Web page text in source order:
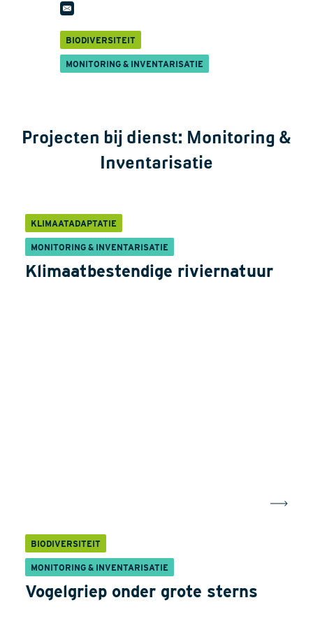
BIODIVERSITEIT
MONITORING & INVENTARISATIE
Projecten bij dienst: Monitoring &
Inventarisatie
KLIMAATADAPTATIE
MONITORING & INVENTARISATIE
Klimaatbestendige riviernatuur
BIODIVERSITEIT
MONITORING & INVENTARISATIE
Vogelgriep onder grote sterns